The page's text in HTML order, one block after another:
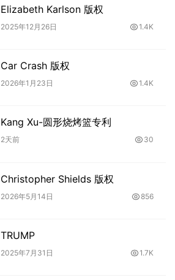
Elizabeth Karlson 版权
2025年12月26日 1.4K
Car Crash 版权
2026年1月23日 1.4K
Kang Xu-圆形烧烤篮专利
2天前 30
Christopher Shields 版权
2026年5月14日 856
TRUMP
2025年7月31日 1.7K